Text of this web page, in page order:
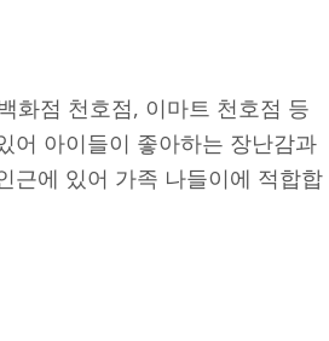
화점 천호점, 이마트 천호점 등
어 아이들이 좋아하는 장난감과
근에 있어 가족 나들이에 적합합